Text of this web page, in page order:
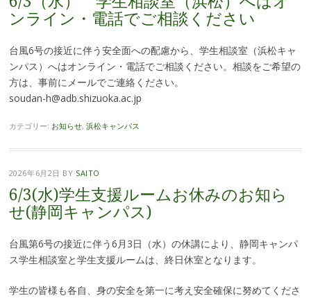
ンライン・電話でご相談ください
台風6号の接近に伴う安全面への配慮から、学生相談室（浜松キャ
ンパス）へはオンライン・電話でご相談ください。相談をご希望の
方は、事前にメールでご連絡ください。
soudan-h@adb.shizuoka.ac.jp
カテゴリー: お知らせ, 浜松キャンパス
2026年6月2日 BY SAITO
6/3(水)学生支援ルームお休みのお知ら
せ(静岡キャンパス)
台風第6号の接近に伴う6月3日（水）の休講により、静岡キャンパ
ス学生相談室と学生支援ルームは、終日休室となります。
学生の皆様も各自、身の安全を第一に考え安全確保に努めてくださ